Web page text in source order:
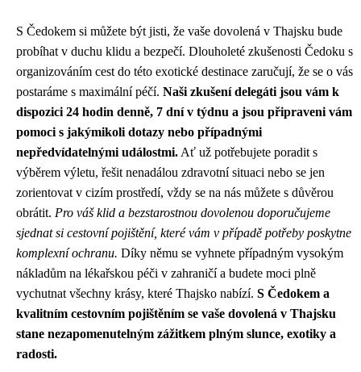
S Čedokem si můžete být jisti, že vaše dovolená v Thajsku bude
probíhat v duchu klidu a bezpečí. Dlouholeté zkušenosti Čedoku s
organizováním cest do této exotické destinace zaručují, že se o vás
postaráme s maximální péčí. Naši zkušení delegáti jsou vám k
dispozici 24 hodin denně, 7 dní v týdnu a jsou připraveni vám
pomoci s jakýmikoli dotazy nebo případnými
nepředvídatelnými událostmi. Ať už potřebujete poradit s
výběrem výletu, řešit nenadálou zdravotní situaci nebo se jen
zorientovat v cizím prostředí, vždy se na nás můžete s důvěrou
obrátit. Pro váš klid a bezstarostnou dovolenou doporučujeme
sjednat si cestovní pojištění, které vám v případě potřeby poskytne
komplexní ochranu. Díky němu se vyhnete případným vysokým
nákladům na lékařskou péči v zahraničí a budete moci plně
vychutnat všechny krásy, které Thajsko nabízí. S Čedokem a
kvalitním cestovním pojištěním se vaše dovolená v Thajsku
stane nezapomenutelným zážitkem plným slunce, exotiky a
radosti.